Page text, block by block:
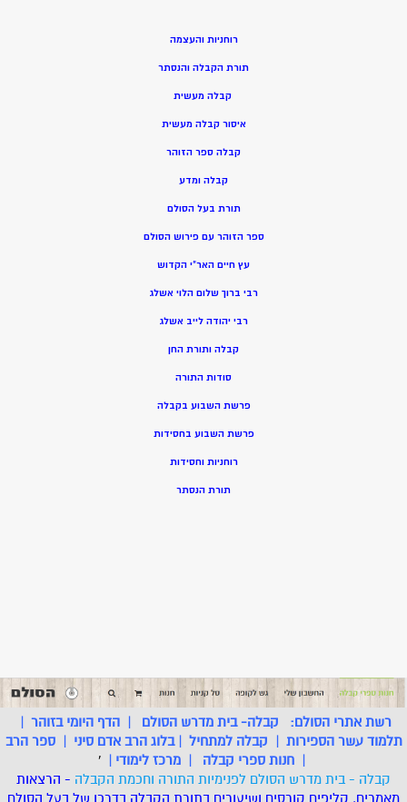
רוחניות והעצמה
תורת הקבלה והנסתר
קבלה מעשית
איסור קבלה מעשית
קבלה ספר הזוהר
קבלה ומדע
תורת בעל הסולם
ספר הזוהר עם פירוש הסולם
עץ חיים האר”י הקדוש
רבי ברוך שלום הלוי אשלג
רבי יהודה לייב אשלג
קבלה ותורת החן
סודות התורה
פרשת השבוע בקבלה
פרשת השבוע בחסידות
רוחניות וחסידות
תורת הנסתר
רשת אתרי הסולם: קבלה- בית מדרש הסולם |הדף היומי בזוהר |
תלמוד עשר הספירות | קבלה למתחיל |בלוג הרב אדם סיני |ספר הרב
| חנות ספרי קבלה | מרכז לימודי |
'
קבלה - בית מדרש הסולם לפנימיות התורה וחכמת הקבלה - הרצאות
מאמרים, קליפים קורסים ושיעורים בתורת הקבלה בדרכו של בעל הסולם